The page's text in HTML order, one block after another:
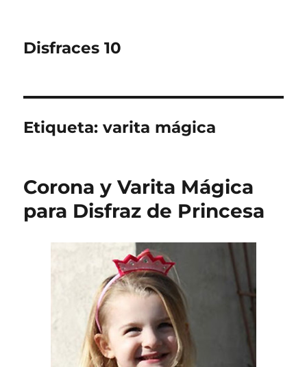
Disfraces 10
Etiqueta:varita mágica
Corona y Varita Mágica
para Disfraz de Princesa